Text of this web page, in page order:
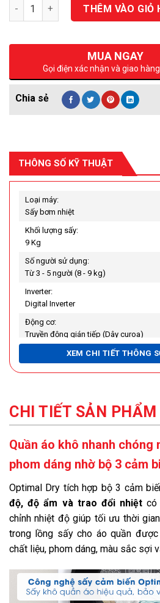
Số lượng THÊM VÀO GIỎ
MUA NGAY
Gọi điện xác nhận và giao
THÔNG SỐ KỸ THUẬT
Loại máy:
Sấy bơm nhiệt
Khối lượng sấy:
9 Kg
Số người sử dụng:
Từ 3 - 5 người (8 - 9 kg)
Inverter:
Digital Inverter
Động cơ:
Truyền động gián tiếp (Dây curoa)
Nhiệt độ sấy tối đa:
60°C
Công suất tiêu thụ:
800 W
Tiện ích:
Công nghệ sấy Heatpump
Công nghệ sấy thông minh Optimal Dry
Đồng hồ hiển thị mực nước
Sấy nhanh 35'
Bảng điều khiển:
XEM CHI TIẾT THÔNG
CHI TIẾT SẢN PHẨM
Quần áo khô nhanh
phom dáng nhờ bộ 3 cảm
Optimal Dry tích hợp bộ 3 cảm
độ, độ ẩm và trao đổi nhiệt có
chỉnh nhiệt độ giúp tối ưu thời
trong lồng sấy cho áo quần
chất liệu, phom dáng, màu sắc sợi